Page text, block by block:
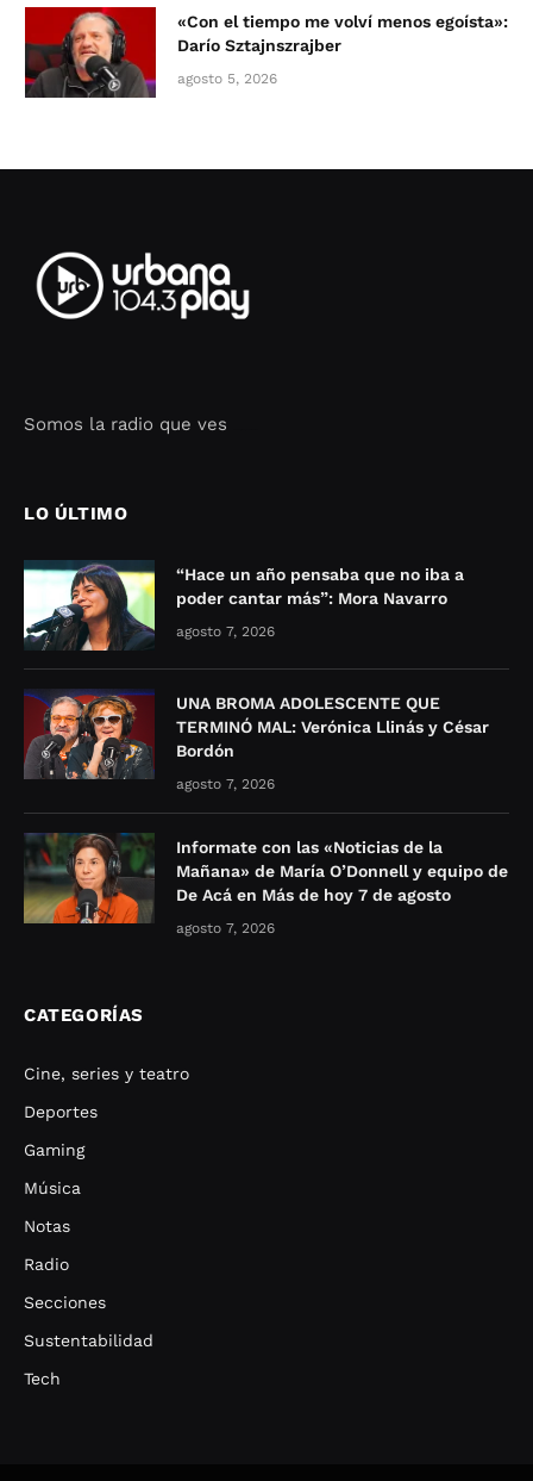
«Con el tiempo me volví menos egoísta»:
Darío Sztajnszrajber
agosto 5, 2026
Somos la radio que ves
LO ÚLTIMO
“Hace un año pensaba que no iba a
poder cantar más”: Mora Navarro
agosto 7, 2026
UNA BROMA ADOLESCENTE QUE
TERMINÓ MAL: Verónica Llinás y César
Bordón
agosto 7, 2026
Informate con las «Noticias de la
Mañana» de María O’Donnell y equipo de
De Acá en Más de hoy 7 de agosto
agosto 7, 2026
CATEGORÍAS
Cine, series y teatro
Deportes
Gaming
Música
Notas
Radio
Secciones
Sustentabilidad
Tech